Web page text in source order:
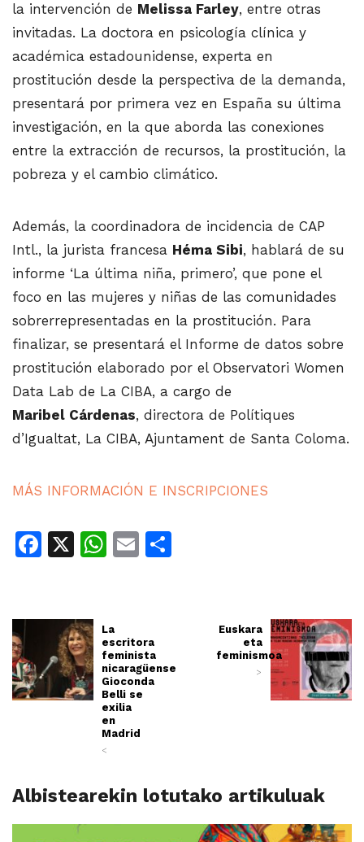
la intervención de Melissa Farley, entre otras
invitadas. La doctora en psicología clínica y
académica estadounidense, experta en
prostitución desde la perspectiva de la demanda,
presentará por primera vez en España su última
investigación, en la que aborda las conexiones
entre la extracción de recursos, la prostitución, la
pobreza y el cambio climático.
Además, la coordinadora de incidencia de CAP
Intl., la jurista francesa Héma Sibi, hablará de su
informe ‘La última niña, primero’, que pone el
foco en las mujeres y niñas de las comunidades
sobrerrepresentadas en la prostitución. Para
finalizar, se presentará el Informe de datos sobre
prostitución elaborado por el Observatori Women
Data Lab de La CIBA, a cargo de
Maribel Cárdenas, directora de Polítiques
d’Igualtat, La CIBA, Ajuntament de Santa Coloma.
MÁS INFORMACIÓN E INSCRIPCIONES
Facebook
X WhatsApp
Email
La
escritora
feminista
nicaragüense
Gioconda
Belli se
exilia
en
Madrid
<
Euskara
eta
feminismoa
>
Albistearekin lotutako artikuluak